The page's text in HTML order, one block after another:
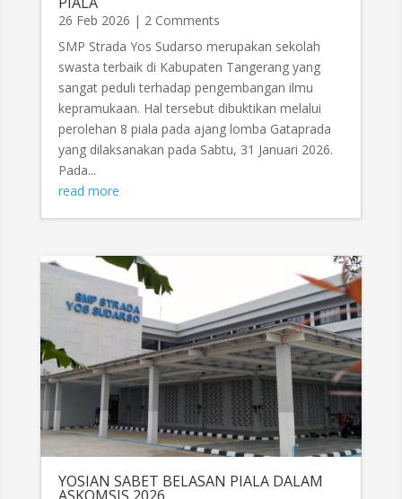
26 Feb 2026 | 2 Comments
SMP Strada Yos Sudarso merupakan sekolah
swasta terbaik di Kabupaten Tangerang yang
sangat peduli terhadap pengembangan ilmu
kepramukaan. Hal tersebut dibuktikan melalui
perolehan 8 piala pada ajang lomba Gataprada
yang dilaksanakan pada Sabtu, 31 Januari 2026.
Pada...
read more
YOSIAN SABET BELASAN PIALA DALAM